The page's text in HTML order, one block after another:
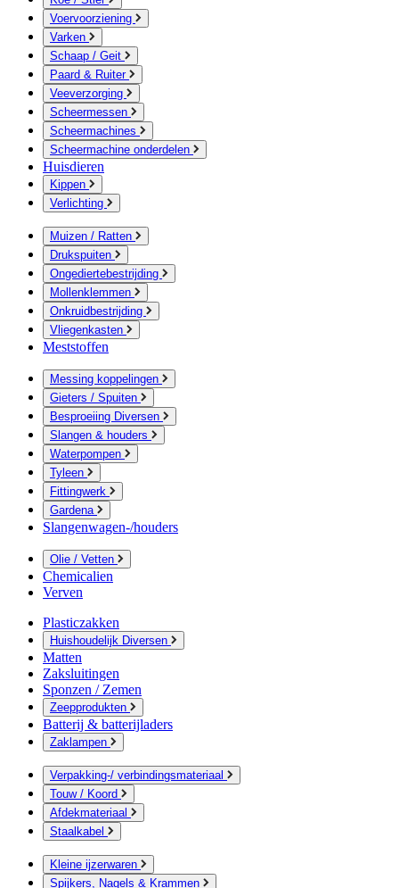
Voervoorziening
Varken
Schaap / Geit
Paard & Ruiter
Veeverzorging
Scheermessen
Scheermachines
Scheermachine onderdelen
Huisdieren
Kippen
Verlichting
Muizen / Ratten
Drukspuiten
Ongediertebestrijding
Mollenklemmen
Onkruidbestrijding
Vliegenkasten
Meststoffen
Messing koppelingen
Gieters / Spuiten
Besproeiing Diversen
Slangen & houders
Waterpompen
Tyleen
Fittingwerk
Gardena
Slangenwagen-/houders
Olie / Vetten
Chemicalien
Verven
Plasticzakken
Huishoudelijk Diversen
Matten
Zaksluitingen
Sponzen / Zemen
Zeepprodukten
Batterij & batterijladers
Zaklampen
Verpakking-/ verbindingsmateriaal
Touw / Koord
Afdekmateriaal
Staalkabel
Kleine ijzerwaren
Spijkers, Nagels & Krammen